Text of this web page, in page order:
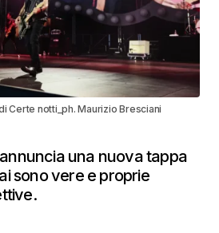
Certe notti_ph. Maurizio Bresciani
una nuova tappa
sono vere e proprie